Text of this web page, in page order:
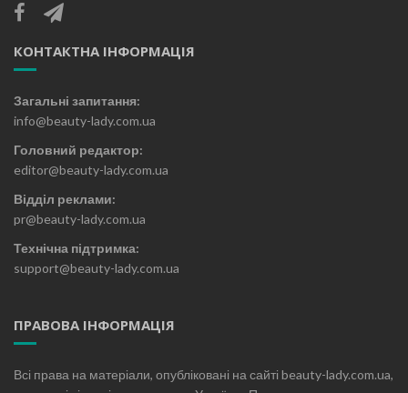
КОНТАКТНА ІНФОРМАЦІЯ
Загальні запитання:
info@beauty-lady.com.ua
Головний редактор:
editor@beauty-lady.com.ua
Відділ реклами:
pr@beauty-lady.com.ua
Технічна підтримка:
support@beauty-lady.com.ua
ПРАВОВА ІНФОРМАЦІЯ
Всі права на матеріали, опубліковані на сайті beauty-lady.com.ua,